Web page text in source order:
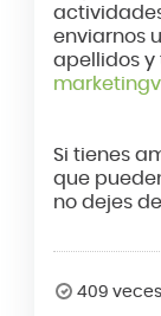
enviarnos
apellidos y
Si tienes
que
no dejes
409